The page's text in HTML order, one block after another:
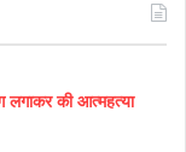
लगाकर की आत्महत्या